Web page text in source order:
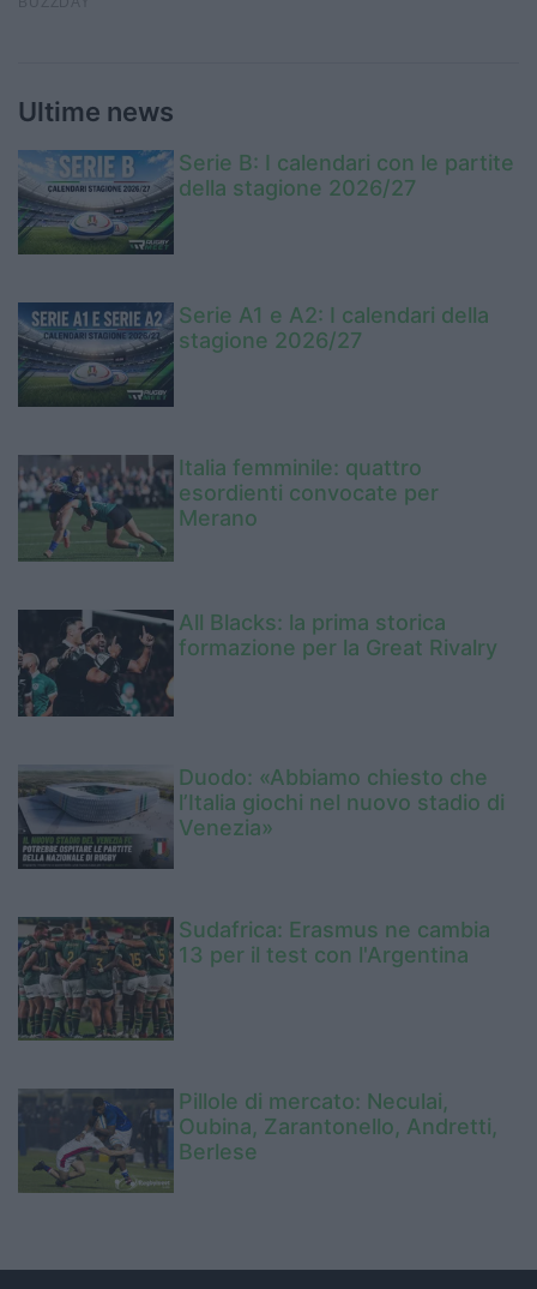
Ultime news
Serie B: I calendari con le partite
della stagione 2026/27
Serie A1 e A2: I calendari della
stagione 2026/27
Italia femminile: quattro
esordienti convocate per
Merano
All Blacks: la prima storica
formazione per la Great Rivalry
Duodo: «Abbiamo chiesto che
l’Italia giochi nel nuovo stadio di
Venezia»
Sudafrica: Erasmus ne cambia
13 per il test con l'Argentina
Pillole di mercato: Neculai,
Oubina, Zarantonello, Andretti,
Berlese